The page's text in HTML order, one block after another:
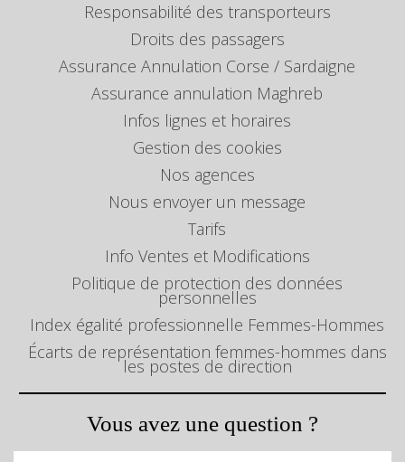
Responsabilité des transporteurs
Droits des passagers
Assurance Annulation Corse / Sardaigne
Assurance annulation Maghreb
Infos lignes et horaires
Gestion des cookies
Nos agences
Nous envoyer un message
Tarifs
Info Ventes et Modifications
Politique de protection des données
personnelles
Index égalité professionnelle Femmes-Hommes
Écarts de représentation femmes-hommes dans
les postes de direction
Vous avez une question ?